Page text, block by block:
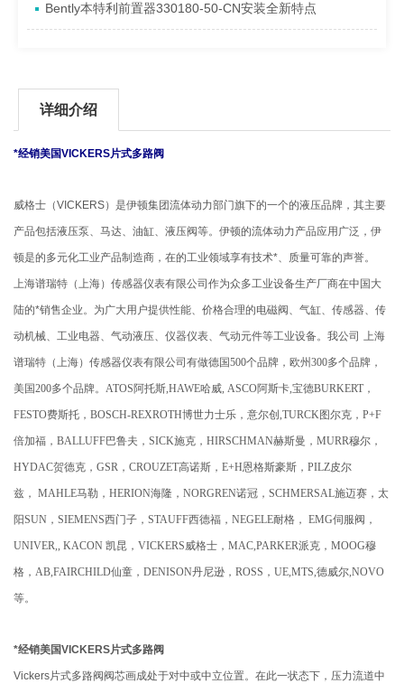
Bently本特利前置器330180-50-CN安装全新特点
详细介绍
*经销美国VICKERS片式多路阀
威格士（VICKERS）是伊顿集团流体动力部门旗下的一个的液压品牌，其主要
产品包括液压泵、马达、油缸、液压阀等。伊顿的流体动力产品应用广泛，伊
顿是的多元化工业产品制造商，在的工业领域享有技术*、质量可靠的声誉。
上海谱瑞特（上海）传感器仪表有限公司作为众多工业设备生产厂商在中国大
陆的*销售企业。为广大用户提供性能、价格合理的电磁阀、气缸、传感器、传
动机械、工业电器、气动液压、仪器仪表、气动元件等工业设备。我公司 上海
谱瑞特（上海）传感器仪表有限公司有做德国500个品牌，欧州300多个品牌，
美国200多个品牌。ATOS阿托斯,HAWE哈威, ASCO阿斯卡,宝德BURKERT，
FESTO费斯托，BOSCH-REXROTH博世力士乐，意尔创,TURCK图尔克，P+F
倍加福，BALLUFF巴鲁夫，SICK施克，HIRSCHMAN赫斯曼，MURR穆尔，
HYDAC贺德克，GSR，CROUZET高诺斯，E+H恩格斯豪斯，PILZ皮尔
兹， MAHLE马勒，HERION海隆，NORGREN诺冠，SCHMERSAL施迈赛，太
阳SUN，SIEMENS西门子，STAUFF西德福，NEGELE耐格， EMG伺服阀，
UNIVER,, KACON 凯昆，VICKERS威格士，MAC,PARKER派克，MOOG穆
格，AB,FAIRCHILD仙童，DENISON丹尼逊，ROSS，UE,MTS,德威尔,NOVO
等。
*经销美国VICKERS片式多路阀
Vickers片式多路阀阀芯画成处于对中或中立位置。在此一状态下，压力流道中